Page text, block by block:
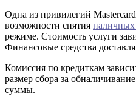
Одна из привилегий
возможности снятия наличных
режиме. Стоимость услуги
Финансовые средства
Комиссия по кредиткам
размер сбора за
суммы.